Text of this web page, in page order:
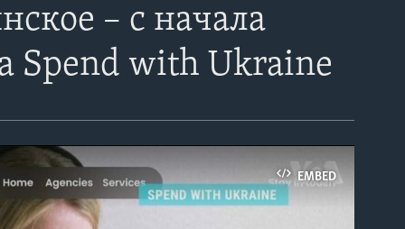
– с начала
Spend with Ukraine
EMBED